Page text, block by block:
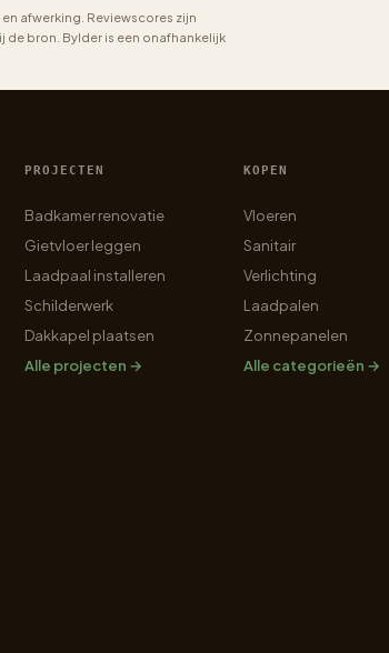
afwerking. Reviewscores zijn
bron. Bylder is een onafhankelijk
PROJECTEN
Badkamer renovatie
Gietvloer leggen
Laadpaal installeren
Schilderwerk
Dakkapel plaatsen
Alle projecten →
KOPEN
Vloeren
Sanitair
Verlichting
Laadpalen
Zonnepanelen
Alle categorieën →